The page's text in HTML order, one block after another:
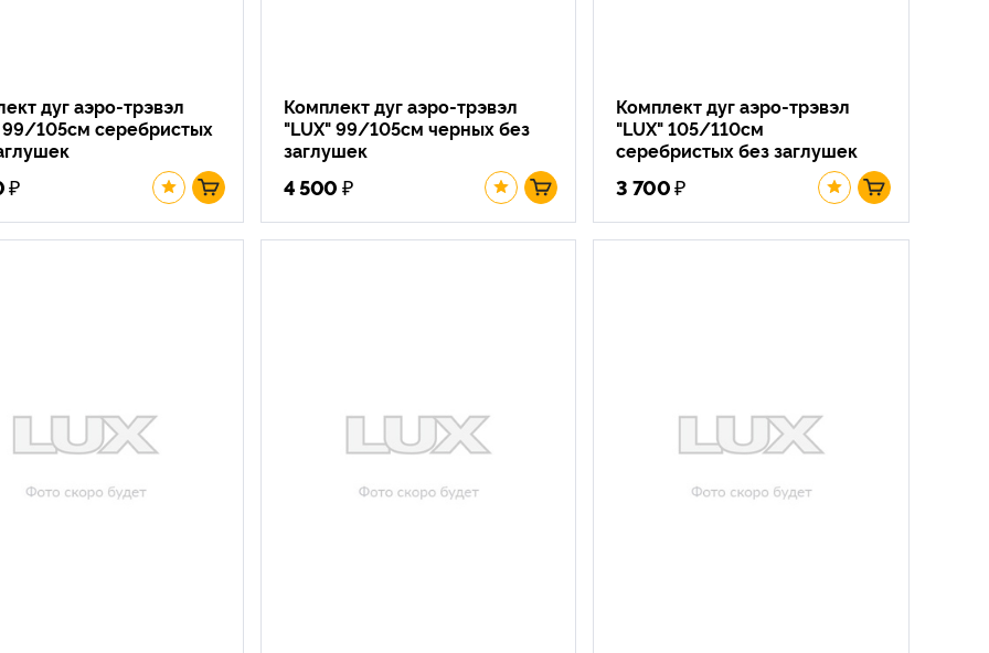
дуг аэро-трэвэл
99/105см серебристых
₽
Комплект дуг аэро-трэвэл
"LUX" 99/105см черных без
заглушек
4 500 ₽
Комплект дуг аэро-трэвэл
"LUX" 105/110см
серебристых без заглушек
3 700₽